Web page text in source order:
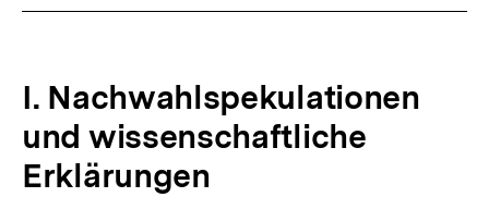
I. Nachwahlspekulationen
und wissenschaftliche
Erklärungen